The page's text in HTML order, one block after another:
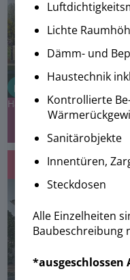
Haus mit
263 m²
Generation 8
Lichte
Dämm- und
Haustechnik
Kontrollierte
Sanitärobjekte
Innentüren,
Steckdosen
Alle Einzelheiten
Baubeschreibung